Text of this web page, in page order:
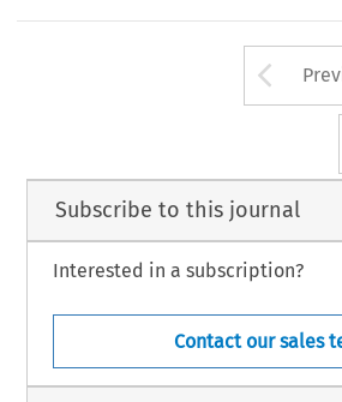
Subscribe to this journal
Interested in a subscription?
Contact our sales